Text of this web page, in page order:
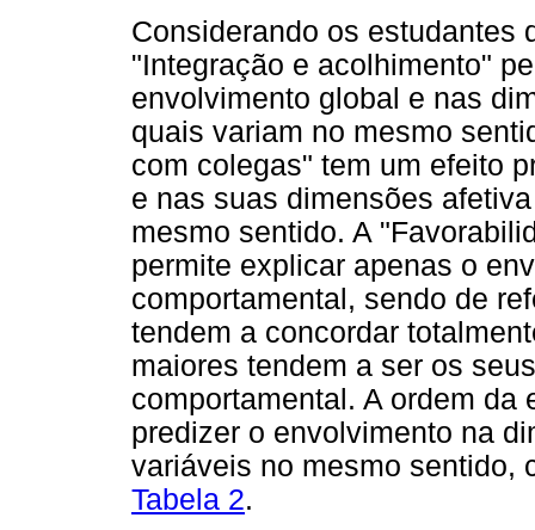
Considerando os estudantes
"Integração e acolhimento"
envolvimento global e nas
quais variam no mesmo
com colegas" tem um efeito
e nas suas dimensões
mesmo sentido. A
permite explicar apenas o
comportamental, sendo de
tendem a concordar
maiores tendem a ser os
comportamental. A ordem da
predizer o envolvimento na
variáveis no mesmo sentido,
Tabela 2.